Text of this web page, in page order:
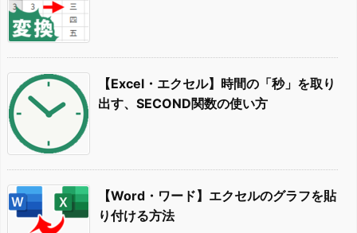
【Excel・エクセル】時間の「秒」を取り
出す、SECOND関数の使い方
【Word・ワード】エクセルのグラフを貼
り付ける方法